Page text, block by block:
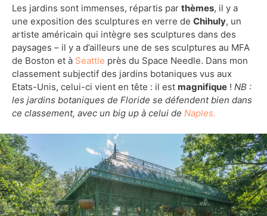
Les jardins sont immenses, répartis par thèmes, il y a
une exposition des sculptures en verre de Chihuly, un
artiste américain qui intègre ses sculptures dans des
paysages – il y a d’ailleurs une de ses sculptures au MFA
de Boston et à Seattle près du Space Needle. Dans mon
classement subjectif des jardins botaniques vus aux
Etats-Unis, celui-ci vient en tête : il est magnifique ! NB :
les jardins botaniques de Floride se défendent bien dans
ce classement, avec un big up à celui de Naples.